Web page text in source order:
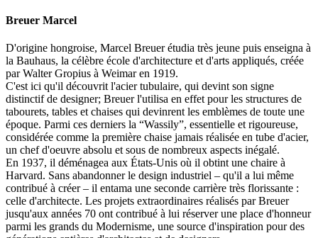
Breuer Marcel
D'origine hongroise, Marcel Breuer étudia très jeune puis enseigna à
la Bauhaus, la célèbre école d'architecture et d'arts appliqués, créée
par Walter Gropius à Weimar en 1919.
C'est ici qu'il découvrit l'acier tubulaire, qui devint son signe
distinctif de designer; Breuer l'utilisa en effet pour les structures de
tabourets, tables et chaises qui devinrent les emblèmes de toute une
époque. Parmi ces derniers la “Wassily”, essentielle et rigoureuse,
considérée comme la première chaise jamais réalisée en tube d'acier,
un chef d'oeuvre absolu et sous de nombreux aspects inégalé.
En 1937, il déménagea aux États-Unis où il obtint une chaire à
Harvard. Sans abandonner le design industriel – qu'il a lui même
contribué à créer – il entama une seconde carrière très florissante :
celle d'architecte. Les projets extraordinaires réalisés par Breuer
jusqu'aux années 70 ont contribué à lui réserver une place d'honneur
parmi les grands du Modernisme, une source d'inspiration pour des